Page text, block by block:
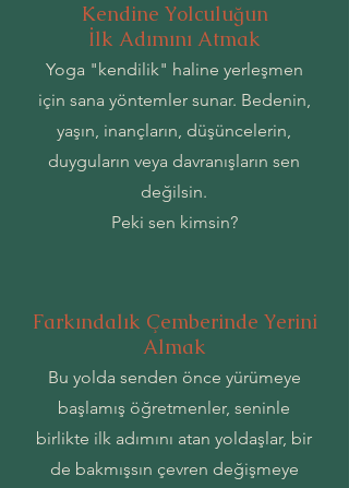
Kendine Yolculuğun
İlk Adımını Atmak
Yoga "kendilik" haline yerleşmen
için sana yöntemler sunar. Bedenin,
yaşın, inançların, düşüncelerin,
duyguların veya davranışların sen
değilsin.
Peki sen kimsin?
Farkındalık Çemberinde Yerini
Almak
Bu yolda senden önce yürümeye
başlamış öğretmenler, seninle
birlikte ilk adımını atan yoldaşlar, bir
de bakmışsın çevren değişmeye